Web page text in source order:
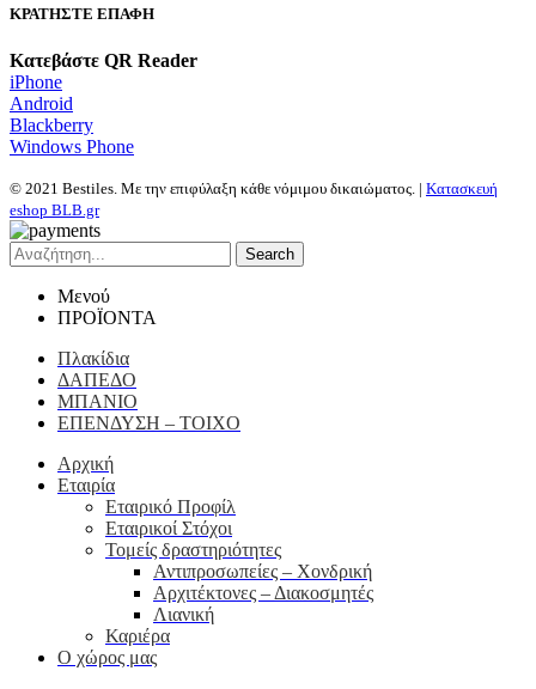
ΚΡΑΤΗΣΤΕ ΕΠΑΦΗ
Κατεβάστε QR Reader
iPhone
Android
Blackberry
Windows Phone
© 2021 Bestiles. Με την επιφύλαξη κάθε νόμιμου δικαιώματος. | Κατασκευή
eshop BLB.gr
Search
Μενού
ΠΡΟΪΟΝΤΑ
Πλακίδια
ΔΑΠΕΔΟ
ΜΠΑΝΙΟ
ΕΠΕΝΔΥΣΗ – ΤΟΙΧΟ
Αρχική
Εταιρία
Εταιρικό Προφίλ
Εταιρικοί Στόχοι
Τομείς δραστηριότητες
Αντιπροσωπείες – Xονδρική
Αρχιτέκτονες – Διακοσμητές
Λιανική
Καριέρα
Ο χώρος μας